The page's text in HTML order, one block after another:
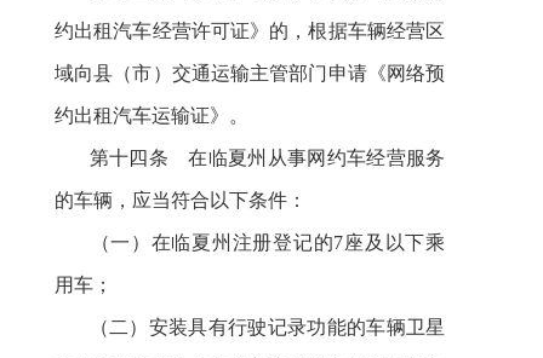
约出租汽车经营许可证》的，根据车辆经营区
域向县（市）交通运输主管部门申请《网络预
约出租汽车运输证》。
第十四条 在临夏州从事网约车经营服务
的车辆，应当符合以下条件：
（一）在临夏州注册登记的7座及以下乘
用车；
（二）安装具有行驶记录功能的车辆卫星